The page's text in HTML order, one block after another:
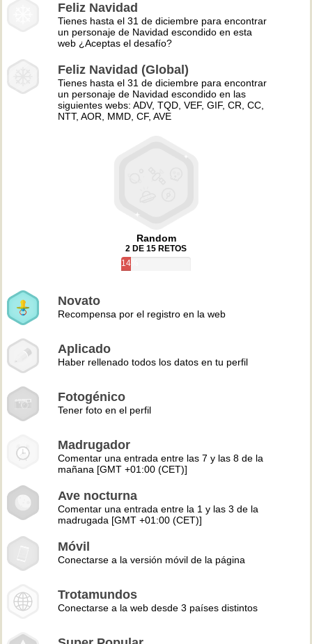
Feliz Navidad
Tienes hasta el 31 de diciembre para encontrar
un personaje de Navidad escondido en esta
web ¿Aceptas el desafío?
Feliz Navidad (Global)
Tienes hasta el 31 de diciembre para encontrar
un personaje de Navidad escondido en las
siguientes webs: ADV, TQD, VEF, GIF, CR, CC,
NTT, AOR, MMD, CF, AVE
Random
2 DE 15 RETOS
14%
Novato
Recompensa por el registro en la web
Aplicado
Haber rellenado todos los datos en tu perfil
Fotogénico
Tener foto en el perfil
Madrugador
Comentar una entrada entre las 7 y las 8 de la
mañana [GMT +01:00 (CET)]
Ave nocturna
Comentar una entrada entre la 1 y las 3 de la
madrugada [GMT +01:00 (CET)]
Móvil
Conectarse a la versión móvil de la página
Trotamundos
Conectarse a la web desde 3 países distintos